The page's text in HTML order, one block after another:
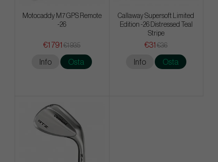
Motocaddy M7 GPS Remote
-26
€1 791 €1 935
Info Osta
Callaway Supersoft Limited
Edition -26 Distressed Teal
Stripe
€31 €36
Info Osta